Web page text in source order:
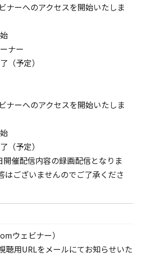
ーへのアクセスを開始いたしま
ナー
予定）
ーへのアクセスを開始いたしま
予定）
催配信内容の録画配信となりま
はございませんのでご了承くださ
ウェビナー）
聴用URLをメールにてお知らせいた